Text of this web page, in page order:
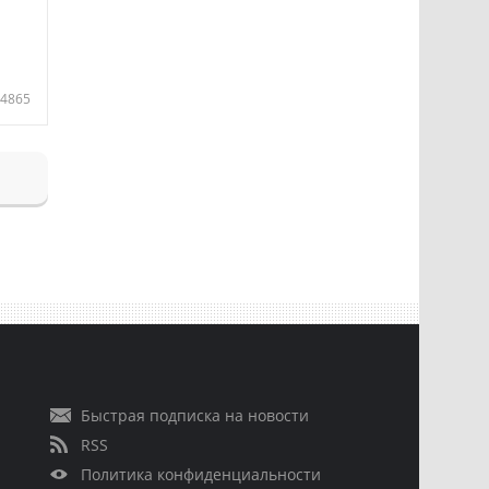
4865
Быстрая подписка на новости
RSS
Политика конфиденциальности